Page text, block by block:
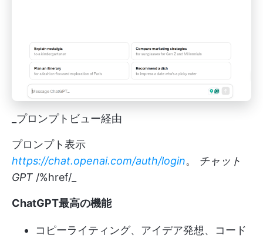
_プロンプトビュー経由
プロンプト表示
https://chat.openai.com/auth/login。 チャット
GPT /%href/_
ChatGPT最高の機能
コピーライティング、アイデア発想、コード